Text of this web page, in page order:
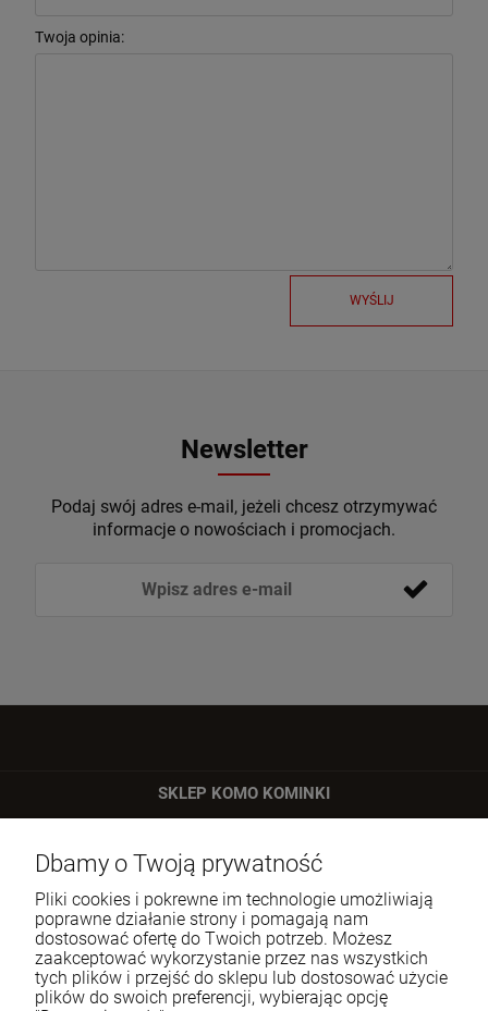
Twoja opinia:
WYŚLIJ
Newsletter
Podaj swój adres e-mail, jeżeli chcesz otrzymywać
informacje o nowościach i promocjach.
SKLEP KOMO KOMINKI
00-716 Warszawa
Tel.:
22 651 09 06
E-mail:
sklep@komo.pl
Moje konto
Dbamy o Twoją prywatność
Pliki cookies i pokrewne im technologie umożliwiają
poprawne działanie strony i pomagają nam
dostosować ofertę do Twoich potrzeb. Możesz
zaakceptować wykorzystanie przez nas wszystkich
tych plików i przejść do sklepu lub dostosować użycie
plików do swoich preferencji, wybierając opcję